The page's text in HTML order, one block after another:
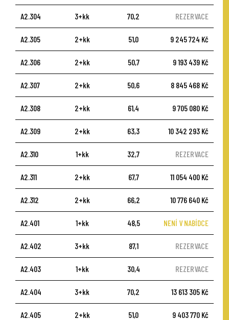
A2.304 3+kk 70,2 REZERVACE
A2.305 2+kk 51,0 9 245 724 Kč
A2.306 2+kk 50,7 9 193 439 Kč
A2.307 2+kk 50,6 8 845 468 Kč
A2.308 2+kk 61,4 9 705 080 Kč
A2.309 2+kk 63,3 10 342 293 Kč
A2.310 1+kk 32,7 REZERVACE
A2.311 2+kk 67,7 11 054 400 Kč
A2.312 2+kk 66,2 10 776 640 Kč
A2.401 1+kk 48,5 NENÍ V NABÍDCE
A2.402 3+kk 87,1 REZERVACE
A2.403 1+kk 30,4 REZERVACE
A2.404 3+kk 70,2 13 613 305 Kč
A2.405 2+kk 51,0 9 403 770 Kč